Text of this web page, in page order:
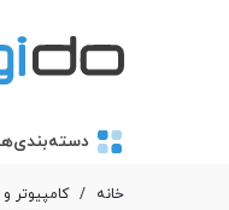
خانه / کامپیوتر